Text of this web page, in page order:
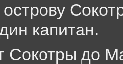
капитан.
Сокотры до